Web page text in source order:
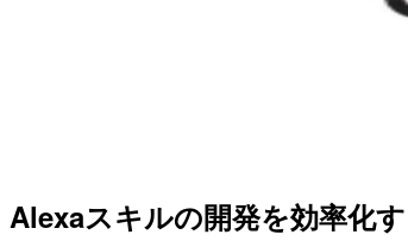
Alexaスキルの開発を効率化